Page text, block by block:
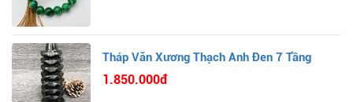
Tháp Văn Xương Thạch Anh Đen 7 Tầng
1.850.000đ